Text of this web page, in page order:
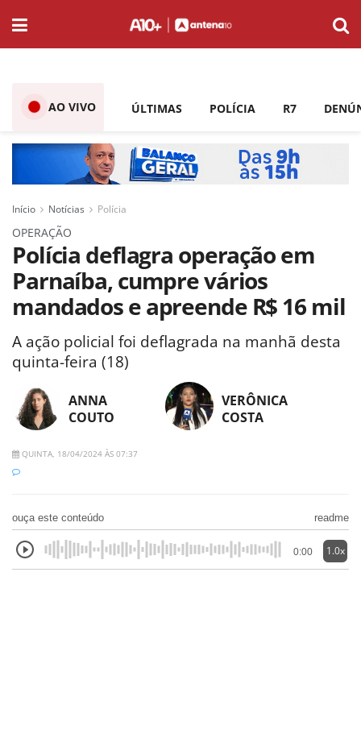
AO VIVO ÚLTIMAS POLÍCIA R7
Início Notícias Polícia
OPERAÇÃO
Polícia deflagra operação em
Parnaíba, cumpre vários
mandados e apreende R$ 16 mil
A ação policial foi deflagrada na manhã desta
quinta-feira (18)
ANNA
COUTO
VERÔNICA
COSTA
QUINTA, 18/04/2024 ÀS 07:37
ouça este conteúdo readme
0:00 1.0x